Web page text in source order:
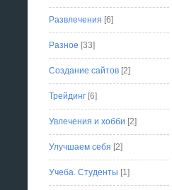
Развлечения [6]
Разное [33]
Создание сайтов [2]
Трейдинг [6]
Увлечения и хобби [2]
Улучшаем себя [2]
Учеба. Студенты [1]